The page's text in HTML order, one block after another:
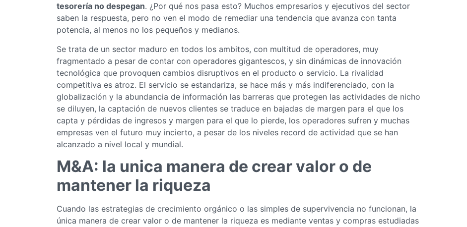
tesorería no despegan. ¿Por qué nos pasa esto? Muchos empresarios y ejecutivos del sector
saben la respuesta, pero no ven el modo de remediar una tendencia que avanza con tanta
potencia, al menos no los pequeños y medianos.
Se trata de un sector maduro en todos los ambitos, con multitud de operadores, muy
fragmentado a pesar de contar con operadores gigantescos, y sin dinámicas de innovación
tecnológica que provoquen cambios disruptivos en el producto o servicio. La rivalidad
competitiva es atroz. El servicio se estandariza, se hace más y más indiferenciado, con la
globalización y la abundancia de información las barreras que protegen las actividades de nicho
se diluyen, la captación de nuevos clientes se traduce en bajadas de margen para el que los
capta y pérdidas de ingresos y margen para el que lo pierde, los operadores sufren y muchas
empresas ven el futuro muy incierto, a pesar de los niveles record de actividad que se han
alcanzado a nivel local y mundial.
M&A: la unica manera de crear valor o de
mantener la riqueza
Cuando las estrategias de crecimiento orgánico o las simples de supervivencia no funcionan, la
única manera de crear valor o de mantener la riqueza es mediante ventas y compras estudiadas